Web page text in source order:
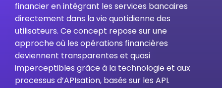
financier en intégrant les services bancaires
directement dans la vie quotidienne des
utilisateurs. Ce concept repose sur une
approche où les opérations financières
deviennent transparentes et quasi
imperceptibles grâce à la technologie et aux
processus d’APIsation, basés sur les API.